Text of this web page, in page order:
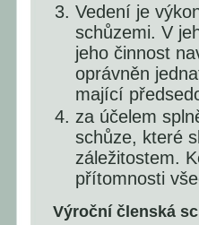
Vedení je
schůzemi. V
jeho činnost
oprávněn
mající
za účelem
schůze, které
záležitostem.
přítomnosti
Výroční členská